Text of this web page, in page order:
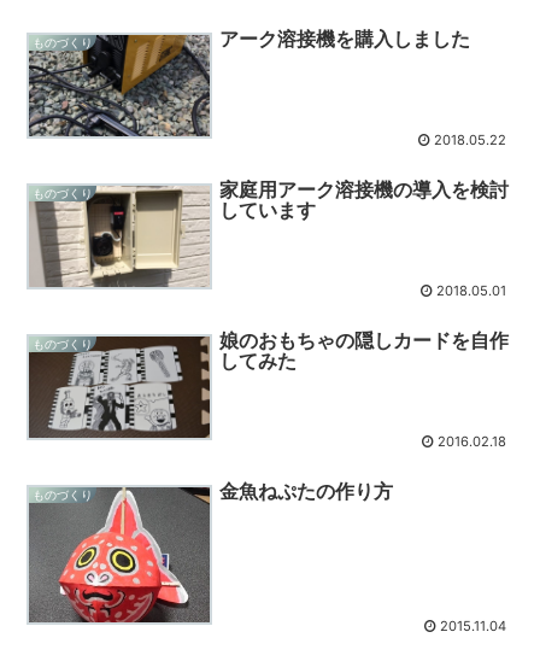
ものづくり アーク溶接機を購入しました
2018.05.22
ものづくり
家庭用アーク溶接機の導入を検討
しています
2018.05.01
ものづくり
娘のおもちゃの隠しカードを自作
してみた
2016.02.18
ものづくり 金魚ねぷたの作り方
2015.11.04